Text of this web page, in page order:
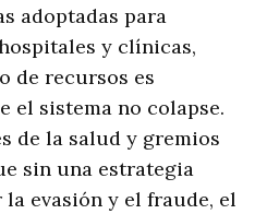
adoptadas para
y clínicas,
de recursos es
el sistema no colapse.
de la salud y gremios
sin una estrategia
evasión y el fraude, el